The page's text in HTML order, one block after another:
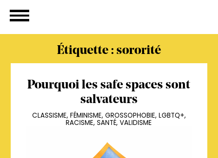
Étiquette : sororité
Pourquoi les safe spaces sont
salvateurs
CLASSISME, FÉMINISME, GROSSOPHOBIE, LGBTQ+,
RACISME,SANTÉ,VALIDISME